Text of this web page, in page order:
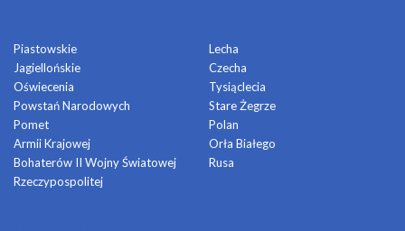
Piastowskie
Jagiellońskie
Oświecenia
Powstań Narodowych
Pomet
Armii Krajowej
Bohaterów II Wojny Światowej
Rzeczypospolitej
Lecha
Czecha
Tysiąclecia
Stare Żegrze
Polan
Orła Białego
Rusa